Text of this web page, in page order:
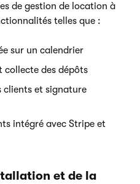
de gestion de location à
telles que :
sur un calendrier
collecte des dépôts
et signature
intégré avec Stripe et
et de la